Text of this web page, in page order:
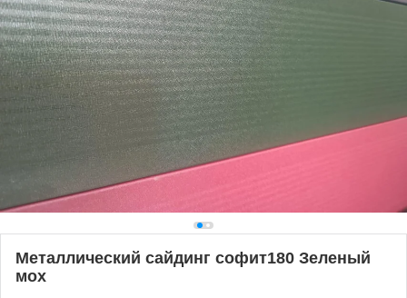
Металлический сайдинг софит180 Зеленый
мох